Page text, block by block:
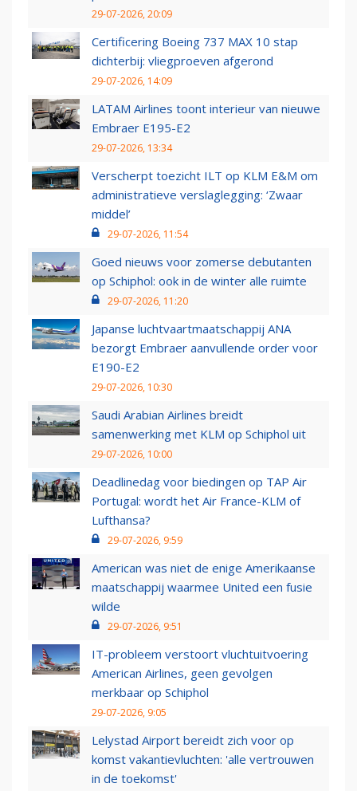
29-07-2026, 20:09
Certificering Boeing 737 MAX 10 stap
dichterbij: vliegproeven afgerond
29-07-2026, 14:09
LATAM Airlines toont interieur van nieuwe
Embraer E195-E2
29-07-2026, 13:34
Verscherpt toezicht ILT op KLM E&M om
administratieve verslaglegging: ‘Zwaar
middel’
29-07-2026, 11:54
Goed nieuws voor zomerse debutanten
op Schiphol: ook in de winter alle ruimte
29-07-2026, 11:20
Japanse luchtvaartmaatschappij ANA
bezorgt Embraer aanvullende order voor
E190-E2
29-07-2026, 10:30
Saudi Arabian Airlines breidt
samenwerking met KLM op Schiphol uit
29-07-2026, 10:00
Deadlinedag voor biedingen op TAP Air
Portugal: wordt het Air France-KLM of
Lufthansa?
29-07-2026, 9:59
American was niet de enige Amerikaanse
maatschappij waarmee United een fusie
wilde
29-07-2026, 9:51
IT-probleem verstoort vluchtuitvoering
American Airlines, geen gevolgen
merkbaar op Schiphol
29-07-2026, 9:05
Lelystad Airport bereidt zich voor op
komst vakantievluchten: 'alle vertrouwen
in de toekomst'